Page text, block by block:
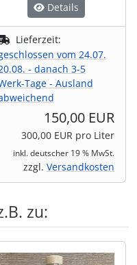
Details
Lieferzeit:
vom 24.07.
- danach 3-5
Tage - Ausland
150,00 EUR
300,00 EUR pro Liter
inkl. deutscher 19 % MwSt.
zzgl. Versandkosten
zu:
Sie mit der Tab-